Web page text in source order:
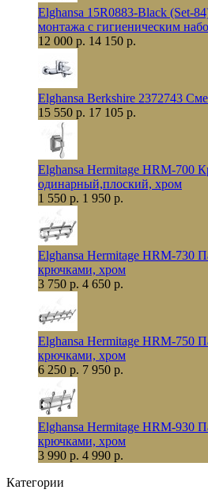
Elghansa 15R0883-Black (Set-
монтажа с гигиеническим
12 000 р. 14 150 р.
Elghansa Berkshire 2372743
15 550 р. 17 105 р.
Elghansa Hermitage HRM-700
одинарный,плоский, хром
1 550 р. 1 950 р.
Elghansa Hermitage HRM-730
крючками, хром
3 750 р. 4 650 р.
Elghansa Hermitage HRM-750
крючками, хром
6 250 р. 7 950 р.
Elghansa Hermitage HRM-930
крючками, хром
3 990 р. 4 990 р.
Категории